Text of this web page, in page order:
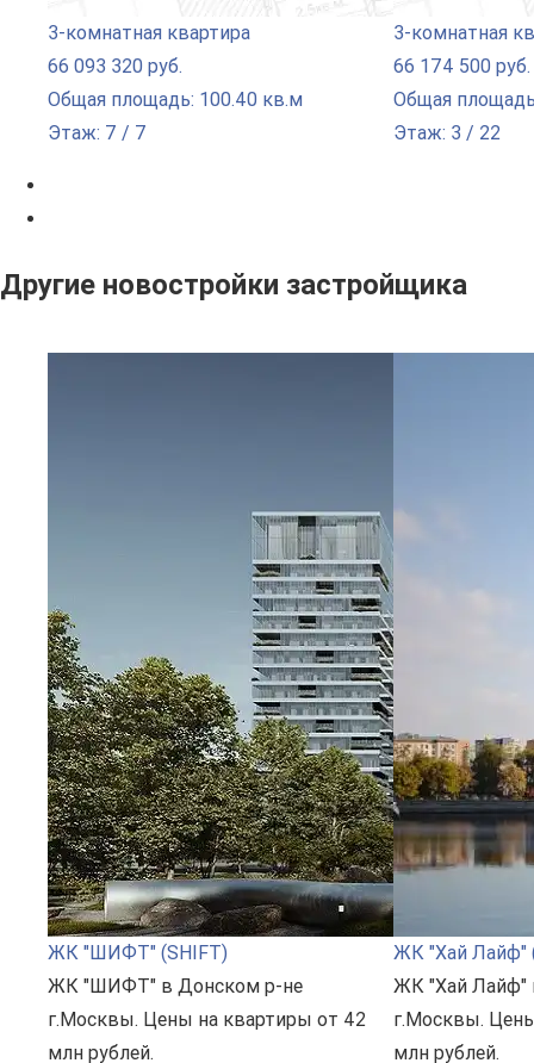
3-комнатная квартира
66 093 320 руб.
Общая площадь: 100.40 кв.м
Этаж: 7 / 7
3-комнатная
66 174 500 руб.
Общая
Этаж: 3 / 22
Другие новостройки застройщика
ЖК "ШИФТ" (SHIFT)
ЖК "ШИФТ" в Донском р-не
г.Москвы. Цены на квартиры от 42
млн рублей.
ЖК "Хай Лайф"
ЖК "Хай Лайф"
г.Москвы.
млн рублей.